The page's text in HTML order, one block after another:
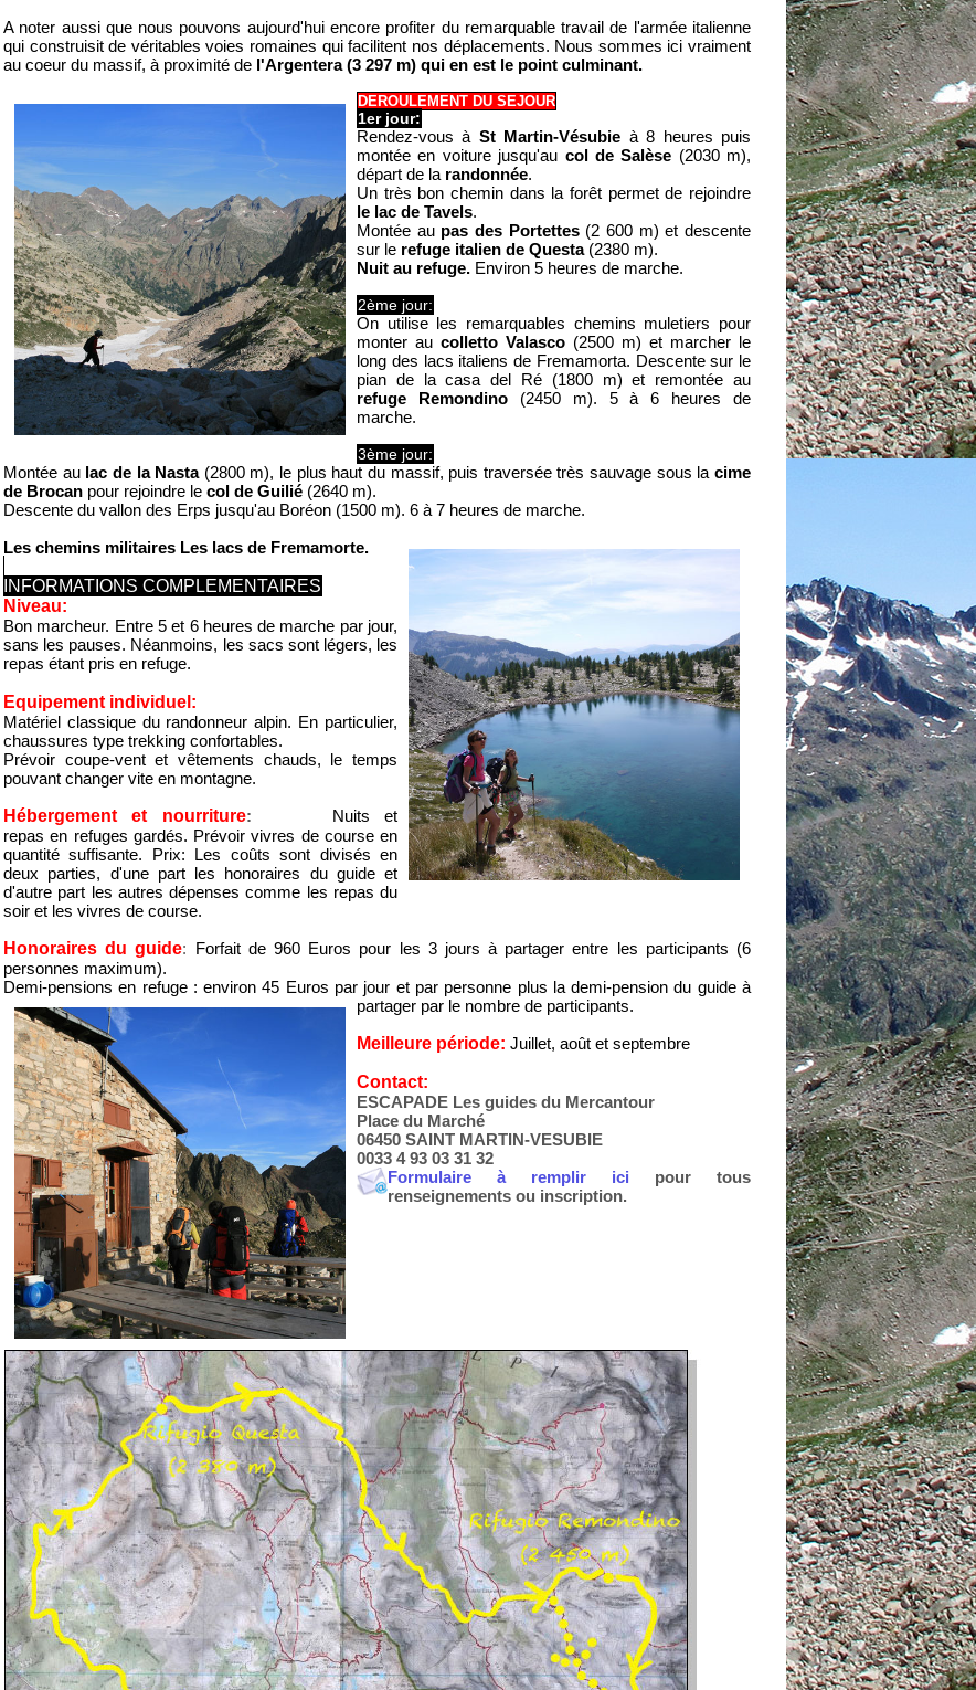
A noter aussi que nous pouvons aujourd'hui encore profiter du remarquable travail de l'armée italienne
qui construisit de véritables voies romaines qui facilitent nos déplacements. Nous sommes ici vraiment
au coeur du massif, à proximité de l'Argentera (3 297 m) qui en est le point culminant.
DEROULEMENT DU SEJOUR
1er jour:
Rendez-vous à St Martin-Vésubie à 8 heures puis
montée en voiture jusqu'au col de Salèse (2030 m),
départ de la randonnée.
Un très bon chemin dans la forêt permet de rejoindre
le lac de Tavels.
Montée au pas des Portettes(2 600 m) et descente
sur le refuge italien de Questa(2380 m).
Nuit au refuge. Environ 5 heures de marche.
2ème jour:
On utilise les remarquables chemins muletiers pour
monter au colletto Valasco (2500 m) et marcher le
long des lacs italiens de Fremamorta. Descente sur le
pian de la casa del Ré (1800 m) et remontée au
refuge Remondino(2450 m). 5 à 6 heures de
marche.
3ème jour:
Montée au lac de la Nasta(2800 m), le plus haut du massif, puis traversée très sauvage sous la cime
de Brocan pour rejoindre le col de Guilié (2640 m).
Descente du vallon des Erps jusqu'au Boréon (1500 m). 6 à 7 heures de marche.
Les chemins militaires Les lacs de Fremamorte.
INFORMATIONS COMPLEMENTAIRES
Niveau:
Bon marcheur. Entre 5 et 6 heures de marche par jour,
sans les pauses. Néanmoins, les sacs sont légers, les
repas étant pris en refuge.
Equipement individuel:
Matériel classique du randonneur alpin. En particulier,
chaussures type trekking confortables.
Prévoir coupe-vent et vêtements chauds, le temps
pouvant changer vite en montagne.
Hébergement et nourriture:
Nuits et
repas en refuges gardés. Prévoir vivres de course en
quantité suffisante. Prix: Les coûts sont divisés en
deux parties, d'une part les honoraires du guide et
d'autre part les autres dépenses comme les repas du
soir et les vivres de course.
Honoraires du guide: Forfait de 960 Euros pour les 3 jours à partager entre les participants (6
personnes maximum).
Demi-pensions en refuge : environ 45 Euros par jour et par personne plus la demi-pension du guide à
partager par le nombre de participants.
Meilleure période: Juillet, août et septembre
Contact:
ESCAPADE Les guides du Mercantour
Place du Marché
06450 SAINT MARTIN-VESUBIE
0033 4 93 03 31 32
Formulaire à remplir ici pour tous
renseignements ou inscription.